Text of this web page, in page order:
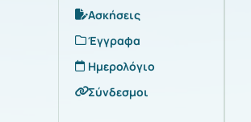
Ασκήσεις
Έγγραφα
Ημερολόγιο
Σύνδεσμοι